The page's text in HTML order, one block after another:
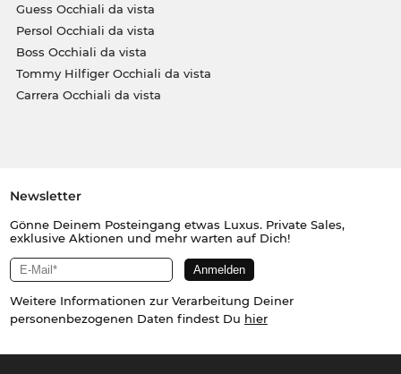
Guess Occhiali da vista
Persol Occhiali da vista
Boss Occhiali da vista
Tommy Hilfiger Occhiali da vista
Carrera Occhiali da vista
Newsletter
Gönne Deinem Posteingang etwas Luxus. Private Sales,
exklusive Aktionen und mehr warten auf Dich!
Weitere Informationen zur Verarbeitung Deiner
personenbezogenen Daten findest Du hier